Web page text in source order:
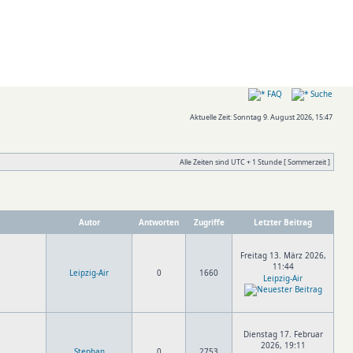
FAQ Suche
Aktuelle Zeit: Sonntag 9. August 2026, 15:47
Alle Zeiten sind UTC + 1 Stunde [ Sommerzeit ]
Autor Antworten Zugriffe Letzter Beitrag
Leipzig-Air 0 1660
Freitag 13. März 2026,
11:44
Leipzig-Air
Dienstag 17. Februar
2026, 19:11